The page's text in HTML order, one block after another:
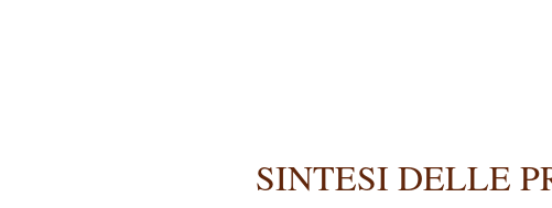
SINTESI DELLE